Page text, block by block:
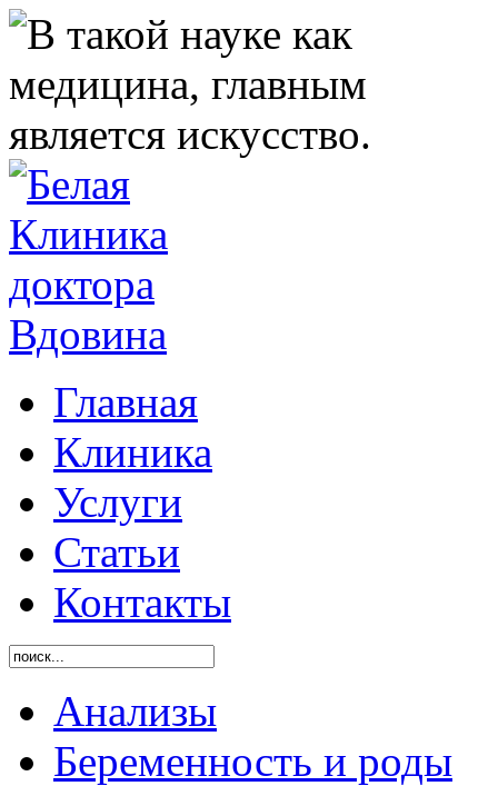
Главная
Клиника
Услуги
Статьи
Контакты
Анализы
Беременность и роды